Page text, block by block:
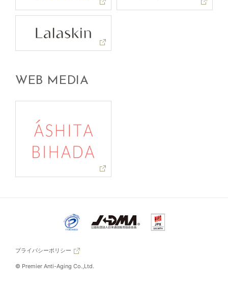
WEB MEDIA
プライバシーポリシー
© Premier Anti-Aging Co.,Ltd.